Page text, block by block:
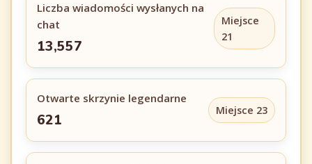
Liczba wiadomości wysłanych na
chat
13,557
Miejsce
21
Otwarte skrzynie legendarne
621
Miejsce 23